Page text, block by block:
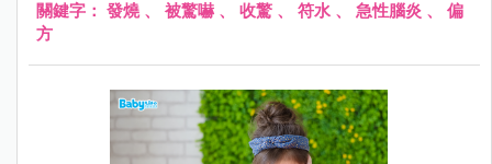
關鍵字： 發燒、 被驚嚇 、 收驚 、 符水 、 急性腦炎 、 偏
方